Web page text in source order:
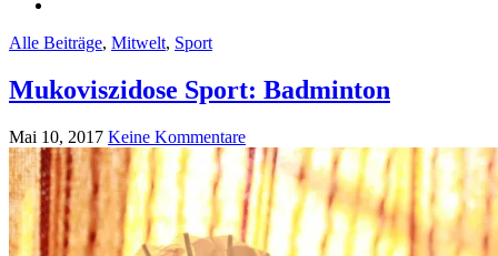
Alle Beiträge, Mitwelt, Sport
Mukoviszidose Sport: Badminton
Mai 10, 2017 Keine Kommentare